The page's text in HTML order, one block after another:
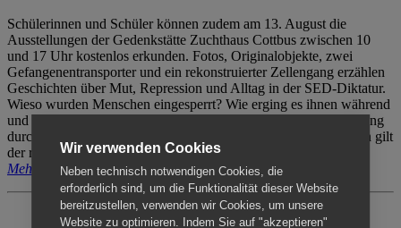
Schülerinnen und Schüler können zudem am 13. August die
Ausstellungen der Gedenkstätte Zuchthaus Cottbus zwischen 10
und 17 Uhr kostenlos erkunden. Fotos, Originalobjekte, zwei
Gefangenentransporter und ein rekonstruierter Zellengang erzählen
Geschichten über Mut, Repression und Alltag in der SED-Diktatur.
Wieso wurden Menschen eingesperrt? Wie erging es ihnen während
und nach der Haft? Der Besuch erfolgt individuell ohne Betreuung
durch das Menschenrechtszentrum Cottbus. Für Begleitpersonen gilt
der reguläre Eintritt (8€ / ermäßigt 5€).
Mehr erfahren
Wir verwenden Cookies
Neben technisch notwendigen Cookies, die
erforderlich sind, um die Funktionalität dieser Website
bereitzustellen, verwenden wir Cookies, um unsere
Website zu optimieren. Indem Sie auf "akzeptieren"